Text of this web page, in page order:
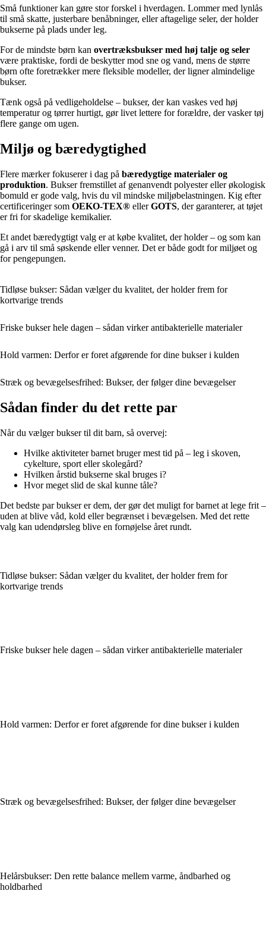
Små funktioner kan gøre stor forskel i hverdagen. Lommer med lynlås
til små skatte, justerbare benåbninger, eller aftagelige seler, der holder
bukserne på plads under leg.
For de mindste børn kan overtræksbukser med høj talje og seler
være praktiske, fordi de beskytter mod sne og vand, mens de større
børn ofte foretrækker mere fleksible modeller, der ligner almindelige
bukser.
Tænk også på vedligeholdelse – bukser, der kan vaskes ved høj
temperatur og tørrer hurtigt, gør livet lettere for forældre, der vasker tøj
flere gange om ugen.
Miljø og bæredygtighed
Flere mærker fokuserer i dag på bæredygtige materialer og
produktion. Bukser fremstillet af genanvendt polyester eller økologisk
bomuld er gode valg, hvis du vil mindske miljøbelastningen. Kig efter
certificeringer som OEKO-TEX® ellerGOTS, der garanterer, at tøjet
er fri for skadelige kemikalier.
Et andet bæredygtigt valg er at købe kvalitet, der holder – og som kan
gå i arv til små søskende eller venner. Det er både godt for miljøet og
for pengepungen.
Tidløse bukser: Sådan vælger du kvalitet, der holder frem for
kortvarige trends
Friske bukser hele dagen – sådan virker antibakterielle materialer
Hold varmen: Derfor er foret afgørende for dine bukser i kulden
Stræk og bevægelsesfrihed: Bukser, der følger dine bevægelser
Sådan finder du det rette par
Når du vælger bukser til dit barn, så overvej:
Hvilke aktiviteter barnet bruger mest tid på – leg i skoven,
cykelture, sport eller skolegård?
Hvilken årstid bukserne skal bruges i?
Hvor meget slid de skal kunne tåle?
Det bedste par bukser er dem, der gør det muligt for barnet at lege frit –
uden at blive våd, kold eller begrænset i bevægelsen. Med det rette
valg kan udendørsleg blive en fornøjelse året rundt.
Tidløse bukser: Sådan vælger du kvalitet, der holder frem for
kortvarige trends
Friske bukser hele dagen – sådan virker antibakterielle materialer
Hold varmen: Derfor er foret afgørende for dine bukser i kulden
Stræk og bevægelsesfrihed: Bukser, der følger dine bevægelser
Helårsbukser: Den rette balance mellem varme, åndbarhed og
holdbarhed